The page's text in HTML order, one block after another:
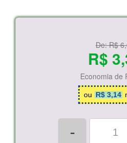
De:R$
R$
Economia de
ou R$ 3,14
-